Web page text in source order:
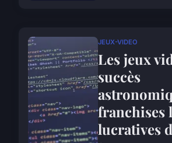
JEUX-VIDEO
Les jeux
succès
franchises
lucratives